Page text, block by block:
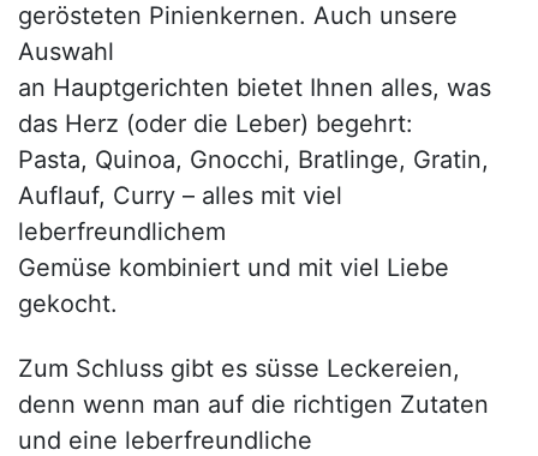
gerösteten Pinienkernen. Auch unsere
Auswahl
an Hauptgerichten bietet Ihnen alles, was
das Herz (oder die Leber) begehrt:
Pasta, Quinoa, Gnocchi, Bratlinge, Gratin,
Auflauf, Curry – alles mit viel
leberfreundlichem
Gemüse kombiniert und mit viel Liebe
gekocht.
Zum Schluss gibt es süsse Leckereien,
denn wenn man auf die richtigen Zutaten
und eine leberfreundliche